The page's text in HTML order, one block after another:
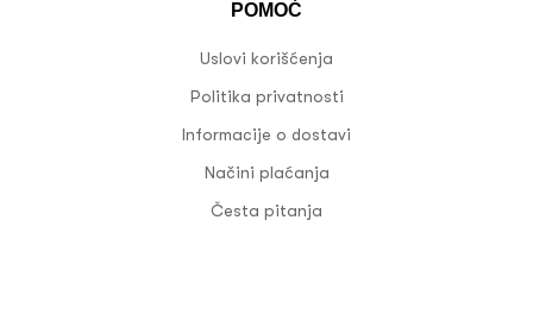
POMOĆ
Uslovi korišćenja
Politika privatnosti
Informacije o dostavi
Načini plaćanja
Česta pitanja